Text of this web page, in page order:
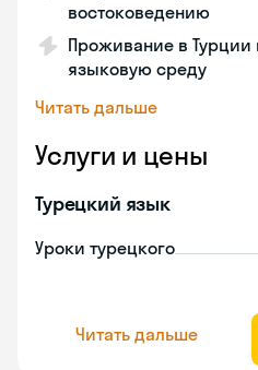
востоковедению
Проживание в Турции
языковую среду
Читать дальше
Услуги и цены
Турецкий язык
Уроки турецкого
Читать дальше